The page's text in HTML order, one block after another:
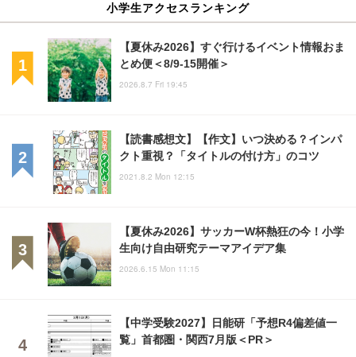
小学生アクセスランキング
【夏休み2026】すぐ行けるイベント情報おま
とめ便＜8/9-15開催＞
2026.8.7 Fri 19:45
【読書感想文】【作文】いつ決める？インパ
クト重視？「タイトルの付け方」のコツ
2021.8.2 Mon 12:15
【夏休み2026】サッカーW杯熱狂の今！小学
生向け自由研究テーマアイデア集
2026.6.15 Mon 11:15
【中学受験2027】日能研「予想R4偏差値一
覧」首都圏・関西7月版＜PR＞